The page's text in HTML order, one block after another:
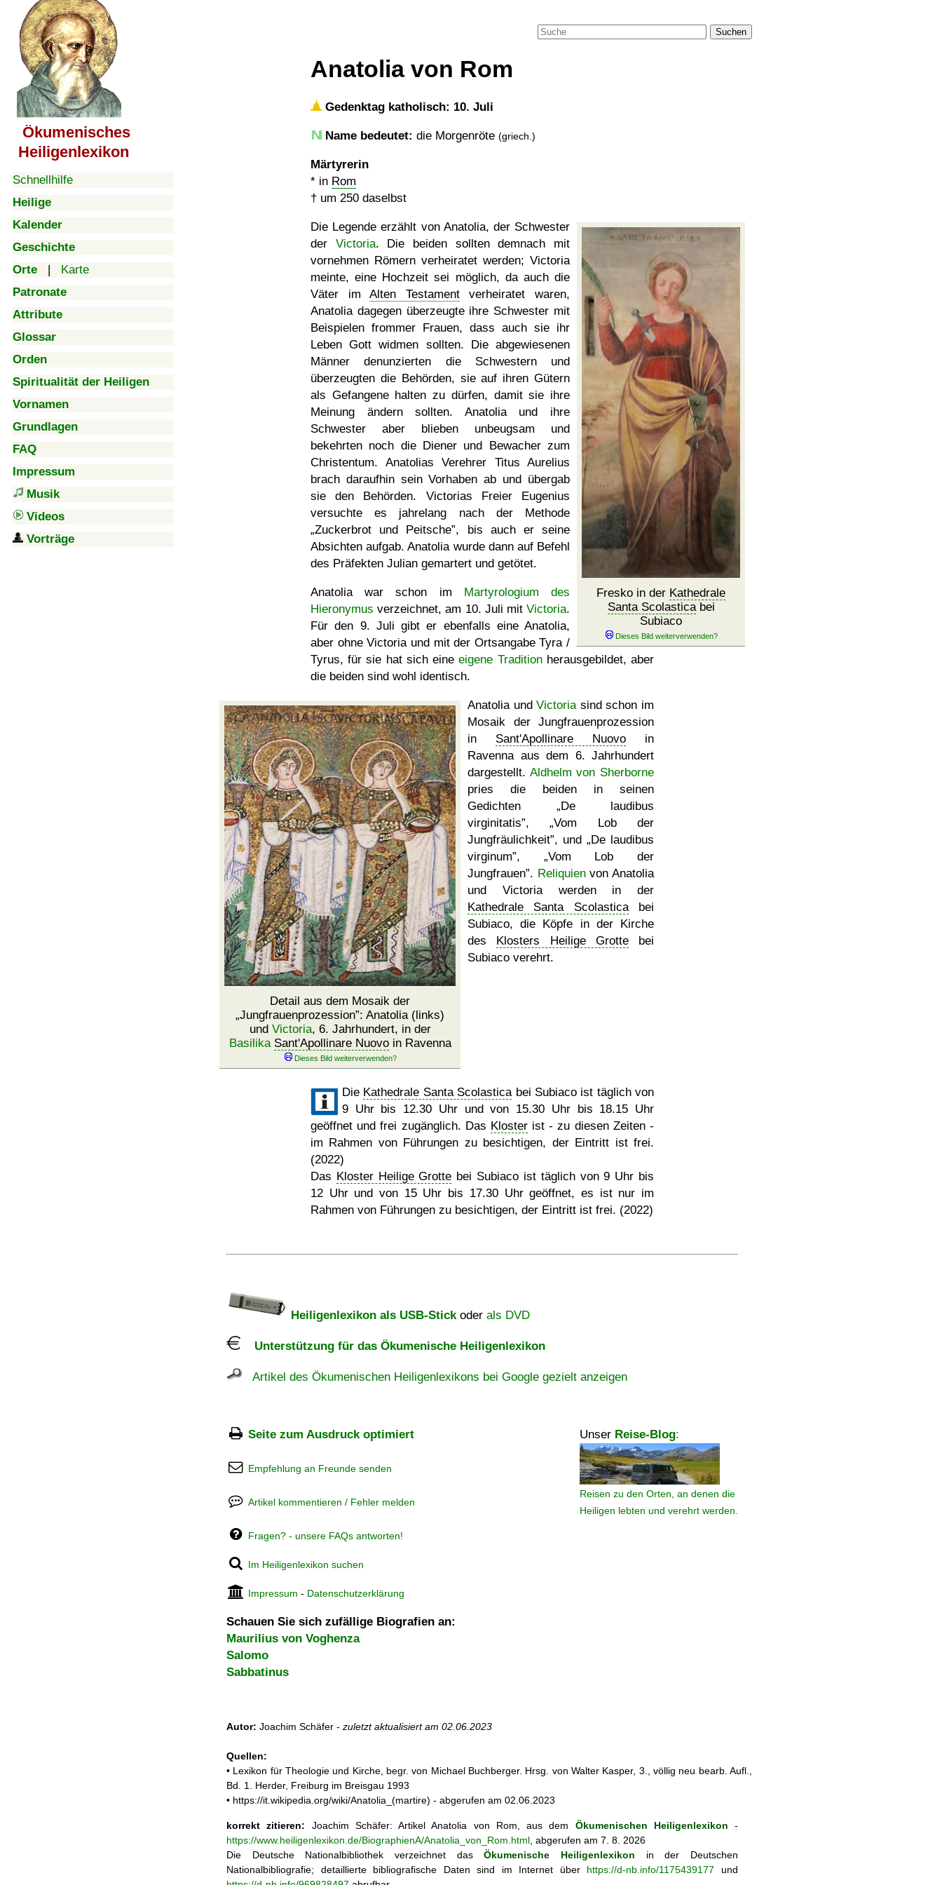
Ökumenisches
Heiligenlexikon
Schnellhilfe
Heilige
Kalender
Geschichte
Orte | Karte
Patronate
Attribute
Glossar
Orden
Spiritualität der Heiligen
Vornamen
Grundlagen
FAQ
Impressum
Musik
Videos
Vorträge
Suchen
Anatolia von Rom
Gedenktag katholisch: 10. Juli
Name bedeutet: die Morgenröte (griech.)
Märtyrerin
* in Rom
† um 250 daselbst
Fresko in der Kathedrale
Santa Scolasticabei
Subiaco
Die Legende erzählt von Anatolia, der Schwester
der Victoria. Die beiden sollten demnach mit
vornehmen Römern verheiratet werden; Victoria
meinte, eine Hochzeit sei möglich, da auch die
Väter imAlten Testamentverheiratet waren,
Anatolia dagegen überzeugte ihre Schwester mit
Beispielen frommer Frauen, dass auch sie ihr
Leben Gott widmen sollten. Die abgewiesenen
Männer denunzierten die Schwestern und
überzeugten die Behörden, sie auf ihren Gütern
als Gefangene halten zu dürfen, damit sie ihre
Meinung ändern sollten. Anatolia und ihre
Schwester aber blieben unbeugsam und
bekehrten noch die Diener und Bewacher zum
Christentum. Anatolias Verehrer Titus Aurelius
brach daraufhin sein Vorhaben ab und übergab
sie den Behörden. Victorias Freier Eugenius
versuchte es jahrelang nach der Methode
Zuckerbrot und Peitsche , bis auch er seine
Absichten aufgab. Anatolia wurde dann auf Befehl
des Präfekten Julian gemartert und getötet.
Anatolia war schon im Martyrologium des
Hieronymus verzeichnet, am 10. Juli mit Victoria.
Für den 9. Juli gibt er ebenfalls eine Anatolia,
aber ohne Victoria und mit der Ortsangabe Tyra /
Tyrus, für sie hat sich eineeigene Traditionherausgebildet, aber
die beiden sind wohl identisch.
Detail aus dem Mosaik der
Jungfrauenprozession : Anatolia (links)
und Victoria, 6. Jahrhundert, in der
Basilika Sant'Apollinare Nuovoin Ravenna
Anatolia undVictoriasind schon im
Mosaik der Jungfrauenprozession
in Sant'Apollinare Nuovo in
Ravenna aus dem 6. Jahrhundert
dargestellt. Aldhelm von Sherborne
pries die beiden in seinen
Gedichten
De laudibus
virginitatis , Vom Lob der
Jungfräulichkeit , und
De laudibus
virginum ,
Vom Lob der
Jungfrauen . Reliquienvon Anatolia
und Victoria werden in der
Kathedrale Santa Scolasticabei
Subiaco, die Köpfe in der Kirche
des Klosters Heilige Grottebei
Subiaco verehrt.
Die Kathedrale Santa Scolasticabei Subiaco ist täglich von
9 Uhr bis 12.30 Uhr und von 15.30 Uhr bis 18.15 Uhr
geöffnet und frei zugänglich. Das Klosterist - zu diesen Zeiten -
im Rahmen von Führungen zu besichtigen, der Eintritt ist frei.
(2022)
Das Kloster Heilige Grotte bei Subiaco ist täglich von 9 Uhr bis
12 Uhr und von 15 Uhr bis 17.30 Uhr geöffnet, es ist nur im
Rahmen von Führungen zu besichtigen, der Eintritt ist frei. (2022)
Heiligenlexikon als USB-Stickoder als DVD
Unterstützung für das Ökumenische Heiligenlexikon
Artikel des Ökumenischen Heiligenlexikons bei Google gezielt anzeigen
Seite zum Ausdruck optimiert Unser Reise-Blog:
Reisen zu den Orten, an denen die
Heiligen lebten und verehrt werden.
Empfehlung an Freunde senden
Artikel kommentieren / Fehler melden
Fragen? - unsere FAQs antworten!
Im Heiligenlexikon suchen
Impressum - Datenschutzerklärung
Schauen Sie sich zufällige Biografien an:
Maurilius von Voghenza
Salomo
Sabbatinus
Autor: Joachim Schäfer - zuletzt aktualisiert am 02.06.2023
Quellen:
• Lexikon für Theologie und Kirche, begr. von Michael Buchberger. Hrsg. von Walter Kasper, 3., völlig neu bearb. Aufl.,
Bd. 1. Herder, Freiburg im Breisgau 1993
• https://it.wikipedia.org/wiki/Anatolia_(martire) - abgerufen am 02.06.2023
korrekt zitieren: Joachim Schäfer: ArtikelAnatolia von Rom, aus dem Ökumenischen Heiligenlexikon -
https://www.heiligenlexikon.de/BiographienA/Anatolia_von_Rom.html , abgerufen am 7. 8. 2026
Die Deutsche Nationalbibliothek verzeichnet dasÖkumenische Heiligenlexikon in der Deutschen
Nationalbibliografie; detaillierte bibliografische Daten sind im Internet über https://d-nb.info/1175439177 und